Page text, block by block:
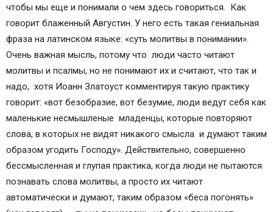
чтобы мы еще и понимали о чем здесь говориться. Как
говорит блаженный Августин. У него есть такая гениальная
фраза на латинском языке: «суть молитвы в понимании».
Очень важная мысль, потому что люди часто читают
молитвы и псалмы, но не понимают их и считают, что так и
надо, хотя Иоанн Златоуст комментируя такую практику
говорит: «вот безобразие, вот безумие, люди ведут себя как
маленькие несмышленые младенцы, которые повторяют
слова, в которых не видят никакого смысла и думают таким
образом угодить Господу». Действительно, совершенно
бессмысленная и глупая практика, когда люди не пытаются
познавать слова молитвы, а просто их читают
автоматически и думают, таким образом «беса погонять»